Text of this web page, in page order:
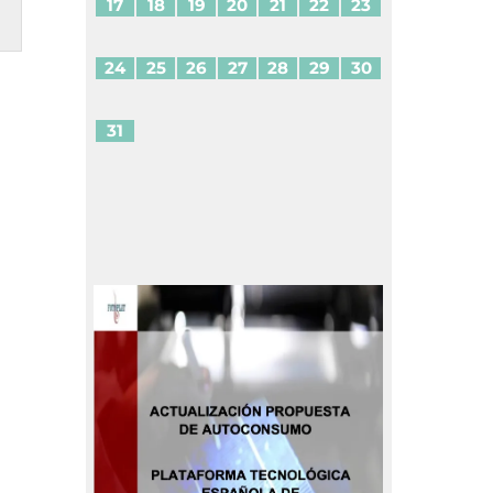
17 18 19 20 21 22 23
24 25 26 27 28 29 30
31